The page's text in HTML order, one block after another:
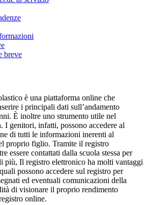
breve
è una piattaforma online che
i principali dati sull’andamento
È inoltre uno strumento utile nel
I genitori, infatti, possono accedere al
di tutti le informazioni inerenti al
proprio figlio. Tramite il registro
essere contattati dalla scuola stessa per
più, Il registro elettronico ha molti vantaggi
possono accedere sul registro per
ed eventuali comunicazioni della
di visionare il proprio rendimento
online.